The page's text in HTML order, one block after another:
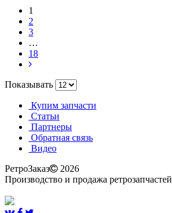
1
2
3
…
18
Показывать
Купим запчасти
Статьи
Партнеры
Обратная связь
Видео
РетроЗаказ
2026
Производство и продажа ретрозапчастей